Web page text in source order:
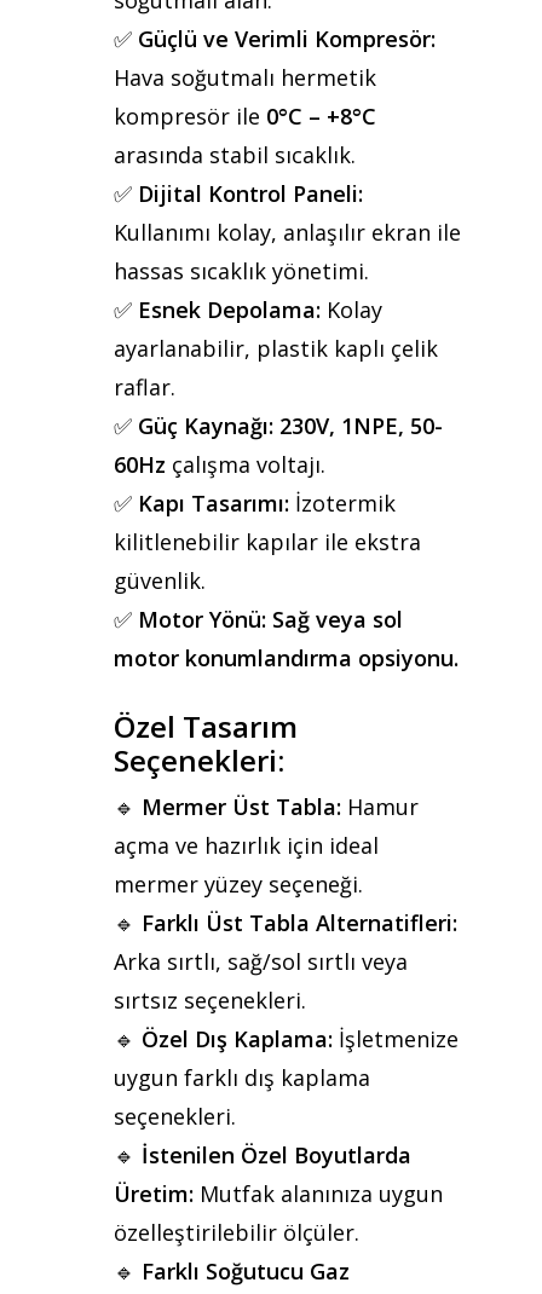
✅ Güçlü ve Verimli Kompresör:
Hava soğutmalı hermetik
kompresör ile 0°C – +8°C
arasında stabil sıcaklık.
✅ Dijital Kontrol Paneli:
Kullanımı kolay, anlaşılır ekran ile
hassas sıcaklık yönetimi.
✅ Esnek Depolama: Kolay
ayarlanabilir, plastik kaplı çelik
raflar.
✅ Güç Kaynağı: 230V, 1NPE, 50-
60Hz çalışma voltajı.
✅ Kapı Tasarımı: İzotermik
kilitlenebilir kapılar ile ekstra
güvenlik.
✅ Motor Yönü: Sağ veya sol
motor konumlandırma opsiyonu.
Özel Tasarım
Seçenekleri:
🔹 Mermer Üst Tabla: Hamur
açma ve hazırlık için ideal
mermer yüzey seçeneği.
🔹 Farklı Üst Tabla Alternatifleri:
Arka sırtlı, sağ/sol sırtlı veya
sırtsız seçenekleri.
🔹 Özel Dış Kaplama: İşletmenize
uygun farklı dış kaplama
seçenekleri.
🔹 İstenilen Özel Boyutlarda
Üretim: Mutfak alanınıza uygun
özelleştirilebilir ölçüler.
🔹 Farklı Soğutucu Gaz